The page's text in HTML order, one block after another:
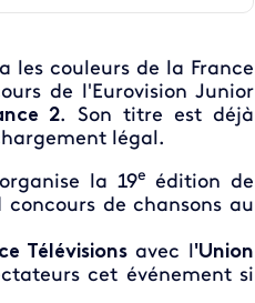
les couleurs de la France
de l'Eurovision Junior
2. Son titre est déjà
légal.
la 19e
édition de
de chansons au
Télévisionsavec l'Union
cet événement si